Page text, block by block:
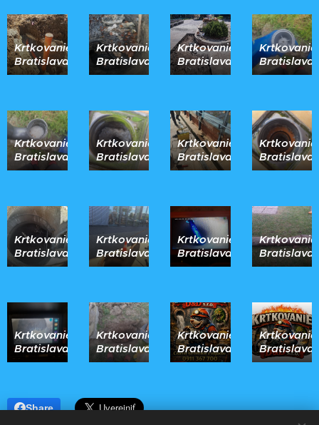
Krtkovanie
Bratislava
Krtkovanie
Bratislava
Krtkovanie
Bratislava
Krtkovanie
Bratislava
Krtkovanie
Bratislava
Krtkovanie
Bratislava
Krtkovanie
Bratislava
Krtkovanie
Bratislava
Krtkovanie
Bratislava
Krtkovanie
Bratislava
Krtkovanie
Bratislava
Krtkovanie
Bratislava
Krtkovanie
Bratislava
Krtkovanie
Bratislava
Krtkovanie
Bratislava
Krtkovanie
Bratislava
Share